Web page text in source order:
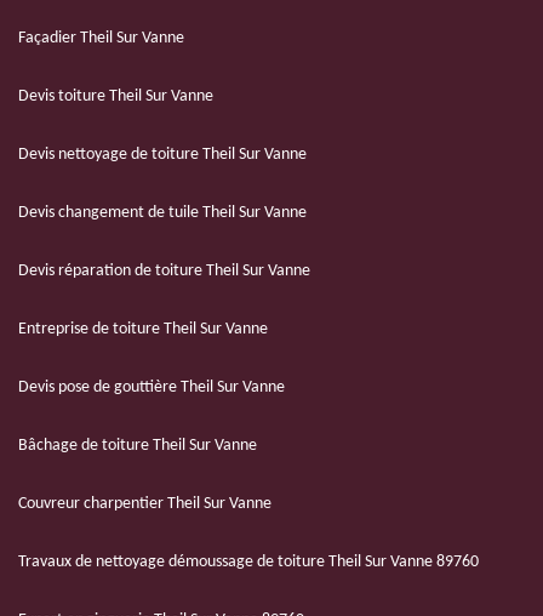
Façadier Theil Sur Vanne
Devis toiture Theil Sur Vanne
Devis nettoyage de toiture Theil Sur Vanne
Devis changement de tuile Theil Sur Vanne
Devis réparation de toiture Theil Sur Vanne
Entreprise de toiture Theil Sur Vanne
Devis pose de gouttière Theil Sur Vanne
Bâchage de toiture Theil Sur Vanne
Couvreur charpentier Theil Sur Vanne
Travaux de nettoyage démoussage de toiture Theil Sur Vanne 89760